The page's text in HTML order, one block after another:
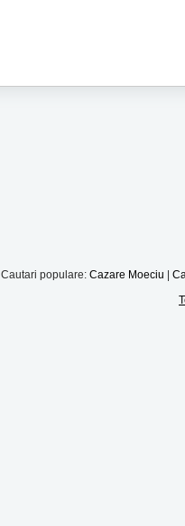
Cautari populare: Cazare Moeciu